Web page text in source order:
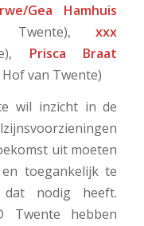
Gea Hamhuis
Twente),xxx
Prisca Braat
van Twente)
wil inzicht in de
uit moeten
toegankelijk te
nodig heeft.
Twente hebben